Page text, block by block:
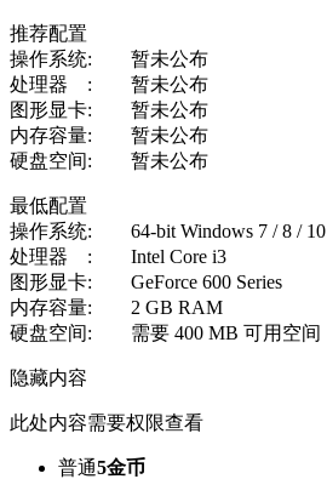
推荐配置
操作系统: 暂未公布
处理器 : 暂未公布
图形显卡: 暂未公布
内存容量: 暂未公布
硬盘空间: 暂未公布
最低配置
操作系统: 64-bit Windows 7 / 8 / 10
处理器 : Intel Core i3
图形显卡: GeForce 600 Series
内存容量: 2 GB RAM
硬盘空间: 需要 400 MB 可用空间
隐藏内容
此处内容需要权限查看
普通5金币